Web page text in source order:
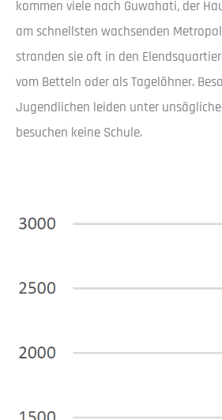
kommen viele nach Guwahati, der
am schnellsten wachsenden
stranden sie oft in den
vom Betteln oder als Tagelöhner.
Jugendlichen leiden unter
besuchen keine Schule.